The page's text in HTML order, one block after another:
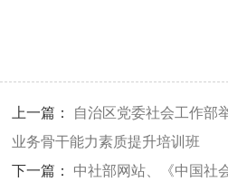
上一篇： 自治区党委社会工作部
业务骨干能力素质提升培训班
下一篇： 中社部网站、《中国社